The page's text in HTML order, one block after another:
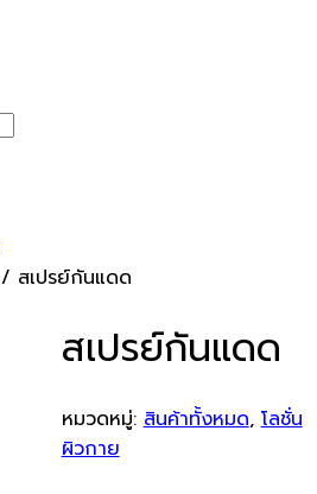
/ สเปรย์กันแดด
สเปรย์กันแดด
หมวดหมู่:สินค้าทั้งหมด,โลชั่น
ผิวกาย